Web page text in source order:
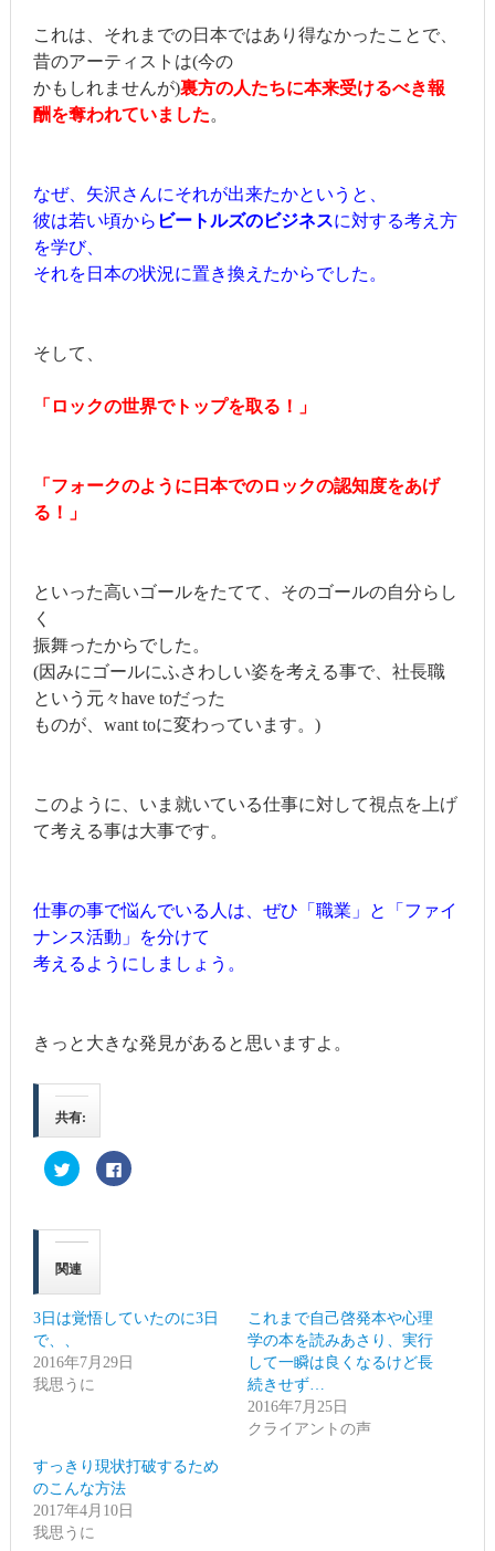
これは、それまでの日本ではあり得なかったことで、
昔のアーティストは(今の
かもしれませんが)裏方の人たちに本来受けるべき報
酬を奪われていました。
なぜ、矢沢さんにそれが出来たかというと、
彼は若い頃から ビートルズのビジネスに対する考え方
を学び、
それを日本の状況に置き換えたからでした。
そして、
「ロックの世界でトップを取る！」
「フォークのように日本でのロックの認知度をあげ
る！」
といった高いゴールをたてて、そのゴールの自分らし
く
振舞ったからでした。
(因みにゴールにふさわしい姿を考える事で、社長職
という元々have toだった
ものが、want toに変わっています。)
このように、いま就いている仕事に対して視点を上げ
て考える事は大事です。
仕事の事で悩んでいる人は、ぜひ「職業」と「ファイ
ナンス活動」を分けて
考えるようにしましょう。
きっと大きな発見があると思いますよ。
共有:
ク
リ
て
Twitter
で
共
(新
し
い
ン
ド
ウ
す)
Facebook
で
ク
し
だ
ィ
ン
ド
ウ
で
開
関連
3日は覚悟していたのに3日
で、、
2016年7月29日
我思うに
これまで自己啓発本や心理
学の本を読みあさり、実行
して一瞬は良くなるけど長
続きせず…
2016年7月25日
クライアントの声
すっきり現状打破するため
のこんな方法
2017年4月10日
我思うに